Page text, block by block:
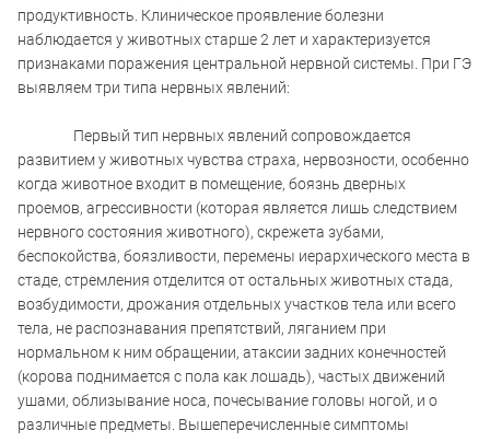
продуктивность. Клиническое проявление болезни
наблюдается у животных старше 2 лет и характеризуется
признаками поражения центральной нервной системы. При ГЭ
выявляем три типа нервных явлений:
Первый тип нервных явлений сопровождается
развитием у животных чувства страха, нервозности, особенно
когда животное входит в помещение, боязнь дверных
проемов, агрессивности (которая является лишь следствием
нервного состояния животного), скрежета зубами,
беспокойства, боязливости, перемены иерархического места в
стаде, стремления отделится от остальных животных стада,
возбудимости, дрожания отдельных участков тела или всего
тела, не распознавания препятствий, ляганием при
нормальном к ним обращении, атаксии задних конечностей
(корова поднимается с пола как лошадь), частых движений
ушами, облизывание носа, почесывание головы ногой, и о
различные предметы. Вышеперечисленные симптомы